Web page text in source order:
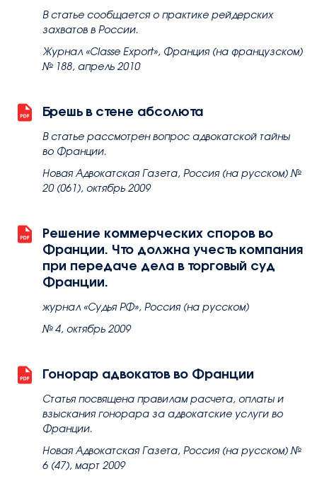
В статье сообщается о практике рейдерских
захватов в России.
Журнал «Classe Export», Франция (на французском)
№ 188, апрель 2010
Брешь в стене абсолюта
В статье рассмотрен вопрос адвокатской тайны
во Франции.
Новая Адвокатская Газета, Россия (на русском) №
20 (061), октябрь 2009
Решение коммерческих споров во
Франции. Что должна учесть компания
при передаче дела в торговый суд
Франции.
журнал «Судья РФ», Россия (на русском)
№ 4, октябрь 2009
Гонорар адвокатов во Франции
Статья посвящена правилам расчета, оплаты и
взыскания гонорара за адвокатские услуги во
Франции.
Новая Адвокатская Газета, Россия (на русском) №
6 (47), март 2009